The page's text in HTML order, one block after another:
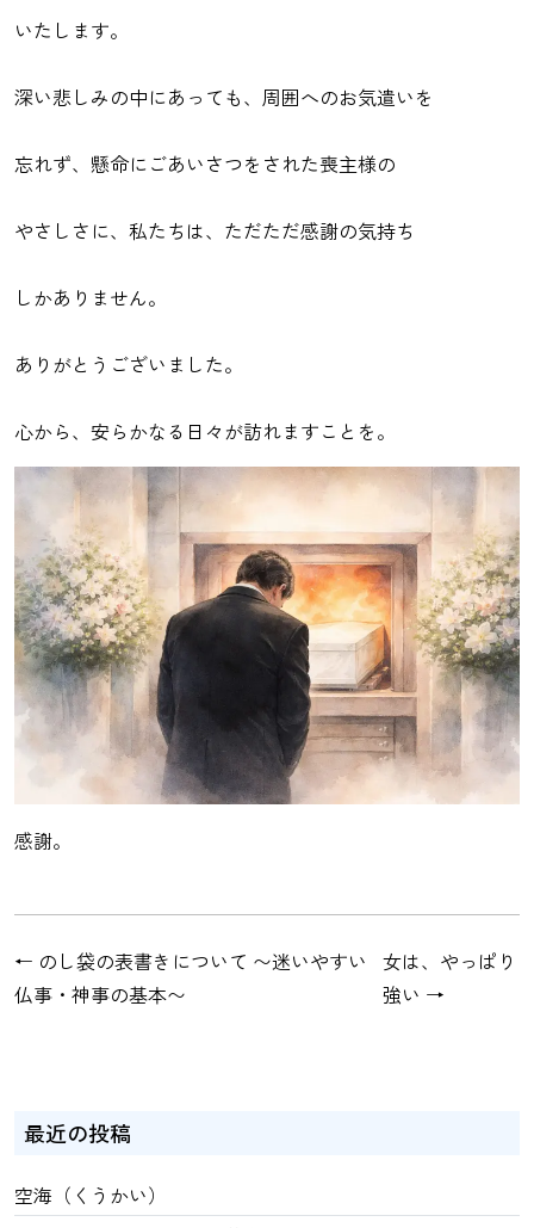
いたします。
深い悲しみの中にあっても、周囲へのお気遣いを
忘れず、懸命にごあいさつをされた喪主様の
やさしさに、私たちは、ただただ感謝の気持ち
しかありません。
ありがとうございました。
心から、安らかなる日々が訪れますことを。
感謝。
← のし袋の表書きについて 〜迷いやすい
仏事・神事の基本〜
女は、やっぱり
強い →
最近の投稿
空海（くうかい）